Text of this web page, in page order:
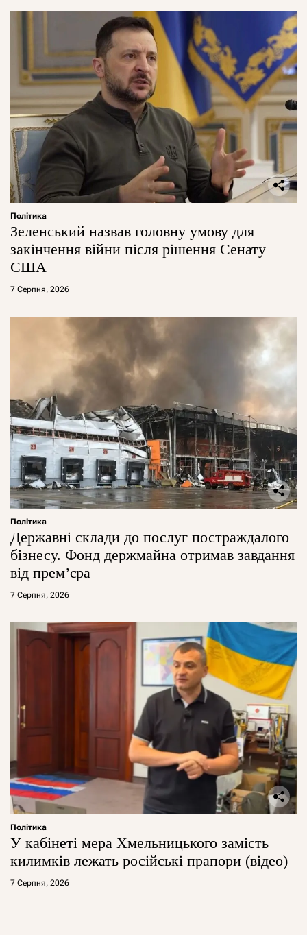
Політика
Зеленський назвав головну умову для
закінчення війни після рішення Сенату
США
7 Серпня, 2026
Політика
Державні склади до послуг постраждалого
бізнесу. Фонд держмайна отримав завдання
від прем’єра
7 Серпня, 2026
Політика
У кабінеті мера Хмельницького замість
килимків лежать російські прапори (відео)
7 Серпня, 2026